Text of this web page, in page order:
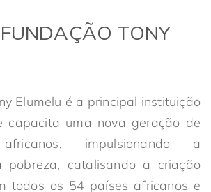
TONY
Elumelu é a principal instituição
capacita uma nova geração de
africanos, impulsionando a
pobreza, catalisando a criação
todos os 54 países africanos e